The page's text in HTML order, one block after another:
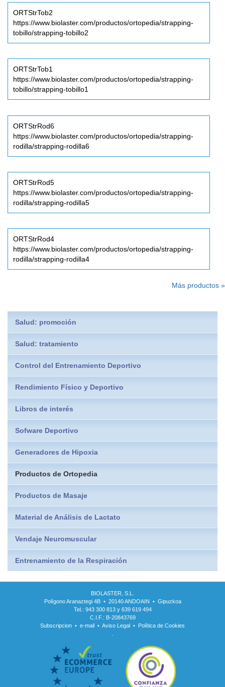
ORTStrTob2
https://www.biolaster.com/productos/ortopedia/strapping-
tobillo/strapping-tobillo2
ORTStrTob1
https://www.biolaster.com/productos/ortopedia/strapping-
tobillo/strapping-tobillo1
ORTStrRod6
https://www.biolaster.com/productos/ortopedia/strapping-
rodilla/strapping-rodilla6
ORTStrRod5
https://www.biolaster.com/productos/ortopedia/strapping-
rodilla/strapping-rodilla5
ORTStrRod4
https://www.biolaster.com/productos/ortopedia/strapping-
rodilla/strapping-rodilla4
Más productos »
Salud: promoción
Salud: tratamiento
Control del Entrenamiento Deportivo
Rendimiento Físico y Deportivo
Libros de interés
Sofware Deportivo
Generadores de Hipoxia
Productos de Ortopedia
Productos de Masaje
Material de Análisis de Lactato
Vendaje Neuromuscular
Entrenamiento de la Respiración
BIOLASTER, S.L.
Polígono Aranaztegi 4B • 20140 ANDOAIN • Gipuzkoa
Tel.: 943 300 813 y 639 619 494
C.I.F.: B-20843769
Subscripcion • e-mail • Aviso Legal • Política de Cookies